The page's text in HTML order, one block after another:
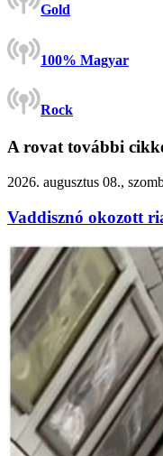
Gold
100% Magyar
Rock
A rovat további
2026. augusztus 08.,
Vaddisznó okozott